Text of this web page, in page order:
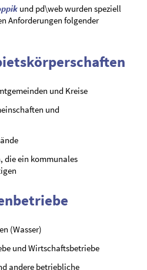
und pd\web wurden speziell
Anforderungen folgender
und Kreise
und
die ein kommunales
(Wasser)
und Wirtschaftsbetriebe
andere betriebliche